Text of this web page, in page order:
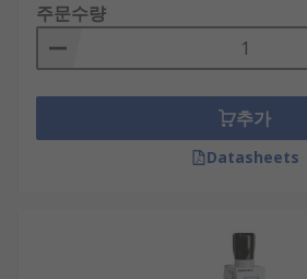
주문수량
추가
Datasheets